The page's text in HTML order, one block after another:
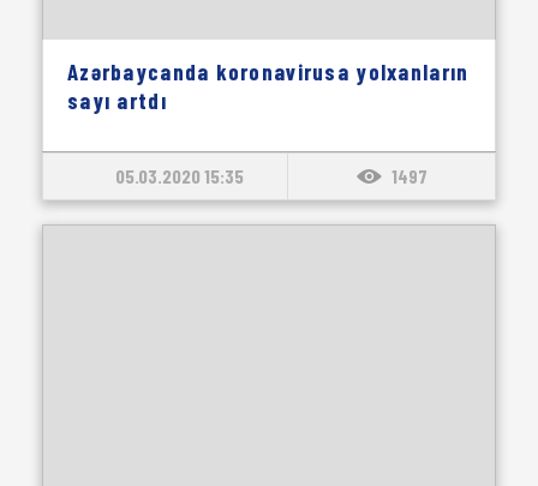
Azərbaycanda koronavirusa yolxanların
sayı artdı
05.03.2020 15:35 1497